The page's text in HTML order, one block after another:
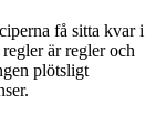
få sitta kvar i
är regler och
plötsligt